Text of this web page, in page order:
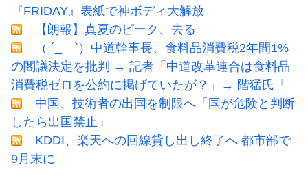
『FRIDAY』表紙で神ボディ大解放
【朗報】真夏のピーク、去る
（ ´_ゝ`）中道幹事長、食料品消費税2年間1%
の閣議決定を批判 → 記者「中道改革連合は食料品
消費税ゼロを公約に掲げていたが？」→ 階猛氏「
中国、技術者の出国を制限へ「国が危険と判断
したら出国禁止」
KDDI、楽天への回線貸し出し終了へ 都市部で
9月末に